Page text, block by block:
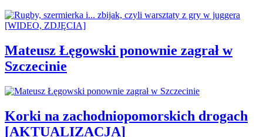
Mateusz Łęgowski ponownie zagrał w
Szczecinie
Korki na zachodniopomorskich drogach
[AKTUALIZACJA]